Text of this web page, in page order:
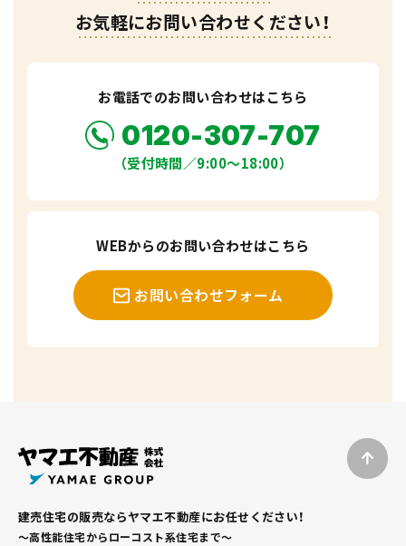
お気軽にお問い合わせください！
お電話でのお問い合わせはこちら
0120-307-707
（受付時間／9:00〜18:00）
WEBからのお問い合わせはこちら
お問い合わせフォーム
建売住宅の販売ならヤマエ不動産にお任せください！
～高性能住宅からローコスト系住宅まで～